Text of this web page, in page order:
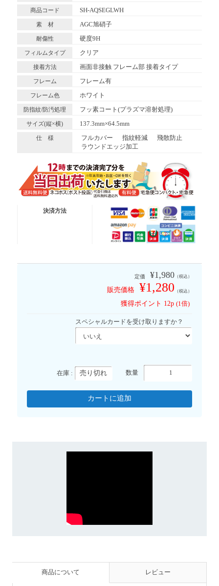
商品コード SH-AQSEGLWH
素 材 AGC旭硝子
耐傷性 硬度9H
フィルムタイプ クリア
接着方法 画面非接触 フレーム部 接着タイプ
フレーム フレーム有
フレーム色 ホワイト
防指紋/防汚処理 フッ素コート(プラズマ溶射処理)
サイズ(縦×横) 137.3mm×64.5mm
仕 様 フルカバー 指紋軽減
飛散防止
ラウンドエッジ加工
宅急便コンパクト
決済方法
定価 ¥1,980 （税込）
販売価格 ¥1,280 （税込）
獲得ポイント 12p (1倍)
スペシャルカードを受け取りますか？
数量
在庫 : 売り切れ
商品について レビュー